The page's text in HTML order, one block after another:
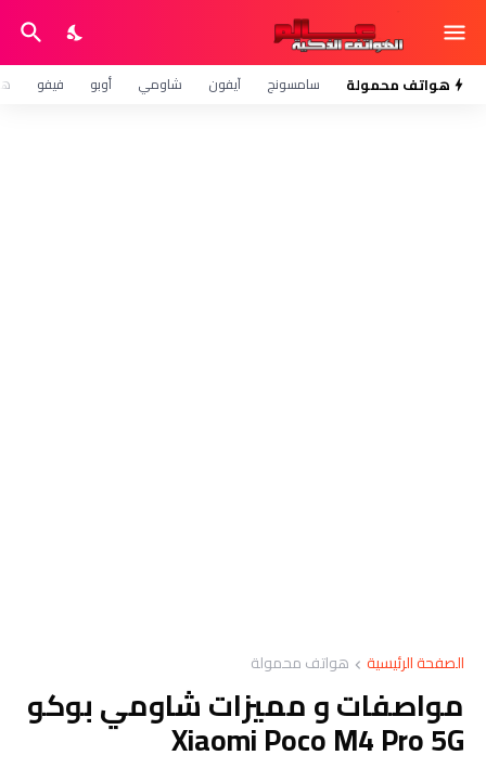
هواتف محمولة سامسونج آيفون شاومي أوبو فيفو
الصفحة الرئيسية هواتف محمولة
مواصفات و مميزات شاومي بوكو
Xiaomi Poco M4 Pro 5G